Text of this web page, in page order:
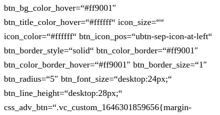
btn_bg_color_hover=“#ff9001″
btn_title_color_hover=“#ffffff“ icon_size=““
icon_color=“#ffffff“ btn_icon_pos=“ubtn-sep-icon-at-left“
btn_border_style=“solid“ btn_color_border=“#ff9001″
btn_color_border_hover=“#ff9001″ btn_border_size=“1″
btn_radius=“5″ btn_font_size=“desktop:24px;“
btn_line_height=“desktop:28px;“
css_adv_btn=“.vc_custom_1646301859656{margin-